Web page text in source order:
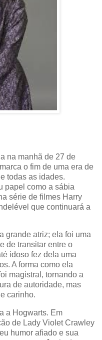
na manhã de 27 de
o fim de uma era de
todas as idades.
papel como a sábia
série de filmes Harry
que continuará a
grande atriz; ela foi uma
de transitar entre o
idoso fez dela uma
A forma como ela
magistral, tornando a
de autoridade, mas
carinho.
a Hogwarts. Em
de Lady Violet Crawley
humor afiado e sua